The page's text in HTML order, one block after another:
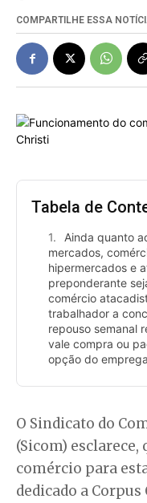
COMPARTILHE ESSA
Tabela de
Ainda quanto
mercados,
hipermercados e
preponderante
comércio
trabalhador a
repouso semanal
vale compra ou
opção do
O Sindicato do
(Sicom)
comércio para
dedicado a